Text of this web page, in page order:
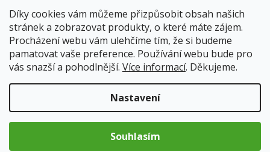
Díky cookies vám můžeme přizpůsobit obsah našich
stránek a zobrazovat produkty, o které máte zájem.
Procházení webu vám ulehčíme tím, že si budeme
pamatovat vaše preference. Používání webu bude pro
vás snazší a pohodlnější. Více informací. Děkujeme.
Nastavení
Souhlasím
36 Kč
24 Kč
Měrná
cena:
Přidat do košíku
Popis Hodnocení